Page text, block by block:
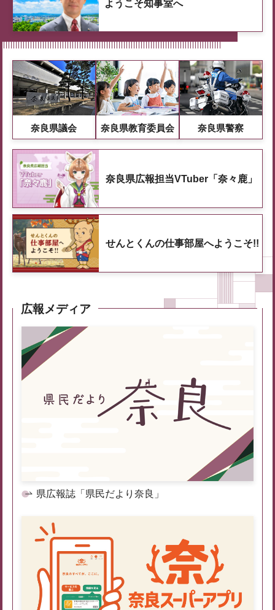
ようこそ知事室へ
奈良県議会 奈良県教育委員会 奈良県警察
奈良県広報担当VTuber「奈々鹿」
せんとくんの仕事部屋へようこそ!!
広報メディア
県広報誌「県民だより奈良」